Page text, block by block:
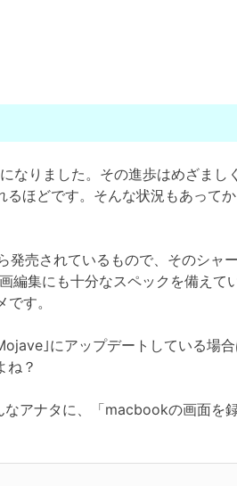
りました。その進歩はめざましく
ほどです。そんな状況もあって
売されているもので、そのシャ
編集にも十分なスペックを備えて
す。
｣にアップデートしている場合
ね？
なアナタに、「macbookの画面を